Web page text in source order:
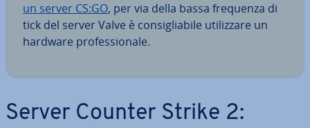
un server CS:GO, per via della bassa frequenza di
tick del server Valve è con­si­glia­bi­le uti­liz­za­re un
hardware pro­fes­sio­na­le.
Server Counter Strike 2: